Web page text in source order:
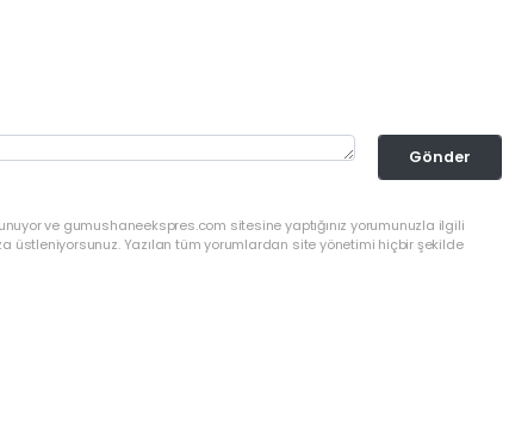
Gönder
ve gumushaneekspres.com sitesine yaptığınız yorumunuzla ilgili
üstleniyorsunuz. Yazılan tüm yorumlardan site yönetimi hiçbir şekilde